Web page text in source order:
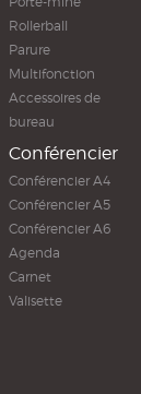
Rollerball
Parure
Multifonction
Accessoires de
bureau
Conférencier
Conférencier A4
Conférencier A5
Conférencier A6
Agenda
Carnet
Valisette